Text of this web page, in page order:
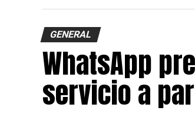
GENERAL
WhatsApp
servicio a